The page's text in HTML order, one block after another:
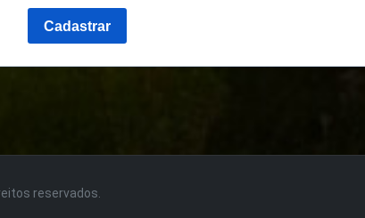
reservados.